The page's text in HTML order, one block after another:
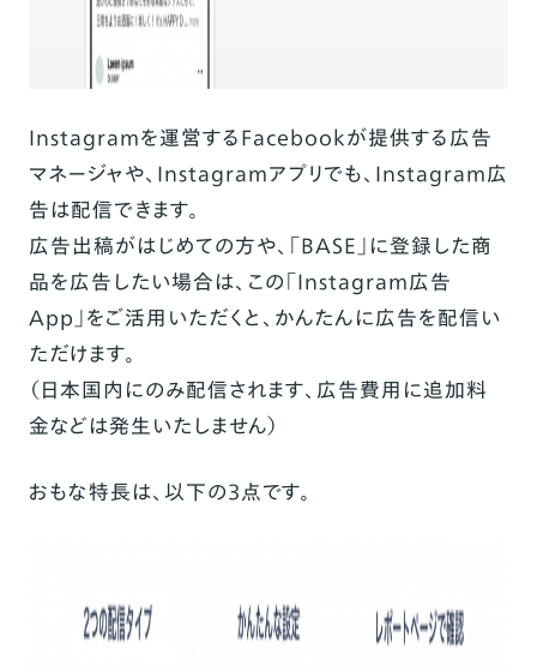
Instagramを運営するFacebookが提供する広告
マネージャや、Instagramアプリでも、Instagram広
告は配信できます。
広告出稿がはじめての方や、「BASE」に登録した商
品を広告したい場合は、この「Instagram広告
App」をご活用いただくと、かんたんに広告を配信い
ただけます。
（日本国内にのみ配信されます、広告費用に追加料
金などは発生いたしません）
おもな特長は、以下の3点です。